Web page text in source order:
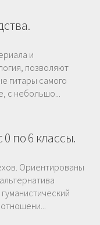
и
позволяют
гитары самого
с небольшо...
по 6 классы.
Ориентированы